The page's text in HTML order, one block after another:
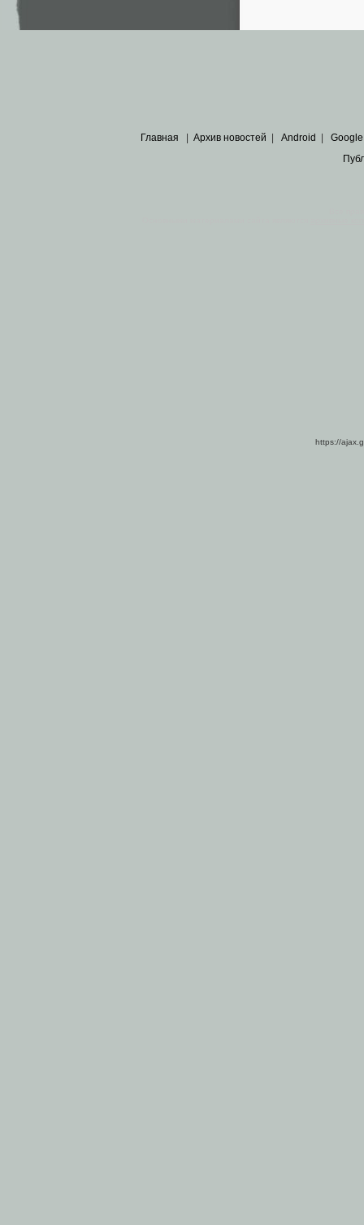
Главная Архив новостей Android Google
https://